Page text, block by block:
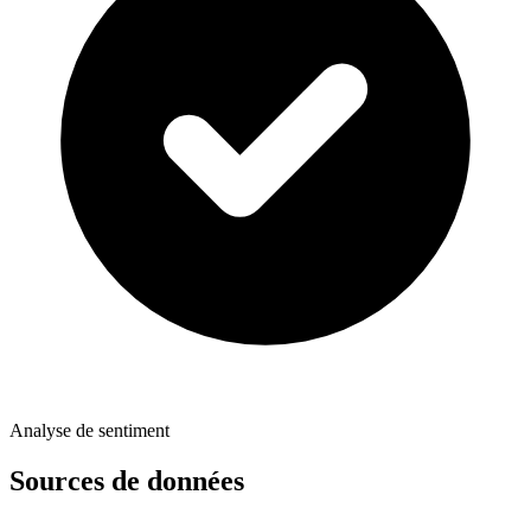
Analyse de sentiment
Sources de données